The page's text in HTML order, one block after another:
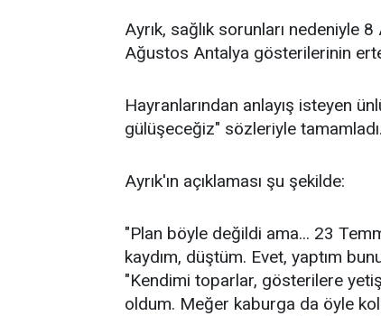
Ayrık, sağlık sorunları
Ağustos Antalya gösterilerinin
Hayranlarından anlayış isteyen
gülüşeceğiz" sözleriyle tamamladı.
Ayrık'ın açıklaması şu şekilde:
"Plan böyle değildi ama... 23
kaydım, düştüm. Evet, yaptım
"Kendimi toparlar, gösterilere
oldum. Meğer kaburga da öyle